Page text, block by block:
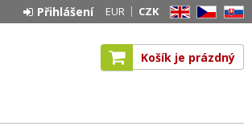
EN CZ SK
EUR CZK
Přihlášení
Košík je prázdný